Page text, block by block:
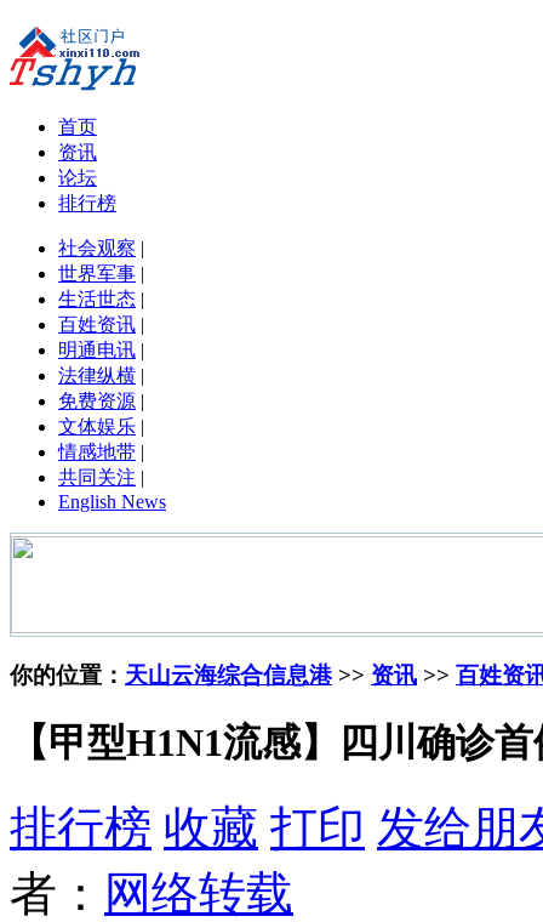
首页
资讯
论坛
排行榜
社会观察 |
世界军事 |
生活世态 |
百姓资讯 |
明通电讯 |
法律纵横 |
免费资源 |
文体娱乐 |
情感地带 |
共同关注 |
English News
你的位置： 天山云海综合信息港>> 资讯 >> 百姓资
【甲型H1N1流感】四川确诊
排行榜 收藏 打印 发给朋
者： 网络转载